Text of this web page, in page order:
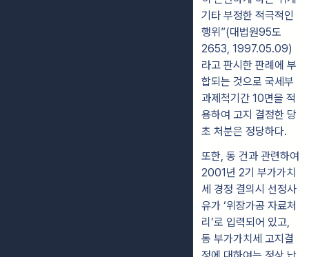
기타 부정한 적극적인
행위”(대법원95도
2653, 1997.05.09)
라고 판시한 판례에 부
합되는 것으로 국세부
과제척기간 10면을 적
용하여 고지 결정한 당
초 처분은 정당하다.
또한, 동 건과 관련하여
2001년 2기 부가가치
세 경정 결의시 선정사
유가 ‘위장가공 자료처
리’로 입력되어 있고,
동 부가가치세 고지결